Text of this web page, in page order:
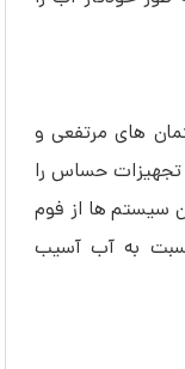
های مرتفعی و
تجهیزات حساس را
سیستم ها از فوم
به آب آسیب